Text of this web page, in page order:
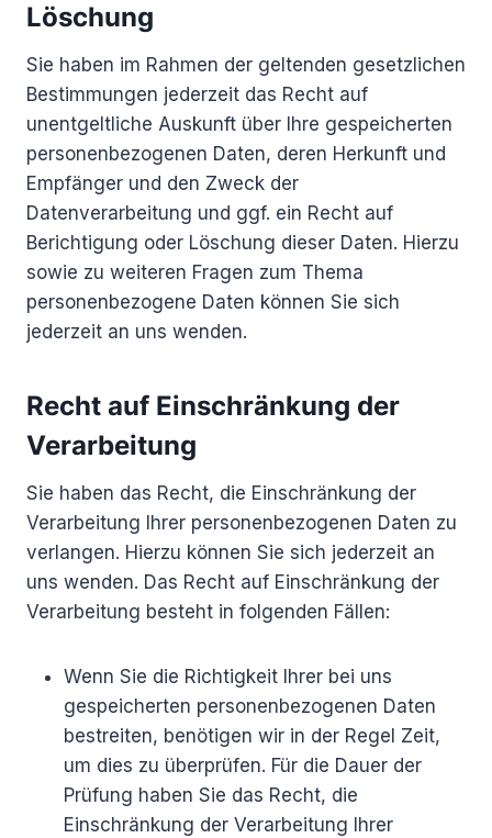
Löschung
Sie haben im Rahmen der geltenden gesetzlichen
Bestimmungen jederzeit das Recht auf
unentgeltliche Auskunft über Ihre gespeicherten
personenbezogenen Daten, deren Herkunft und
Empfänger und den Zweck der
Datenverarbeitung und ggf. ein Recht auf
Berichtigung oder Löschung dieser Daten. Hierzu
sowie zu weiteren Fragen zum Thema
personenbezogene Daten können Sie sich
jederzeit an uns wenden.
Recht auf Einschränkung der
Verarbeitung
Sie haben das Recht, die Einschränkung der
Verarbeitung Ihrer personenbezogenen Daten zu
verlangen. Hierzu können Sie sich jederzeit an
uns wenden. Das Recht auf Einschränkung der
Verarbeitung besteht in folgenden Fällen:
Wenn Sie die Richtigkeit Ihrer bei uns
gespeicherten personenbezogenen Daten
bestreiten, benötigen wir in der Regel Zeit,
um dies zu überprüfen. Für die Dauer der
Prüfung haben Sie das Recht, die
Einschränkung der Verarbeitung Ihrer